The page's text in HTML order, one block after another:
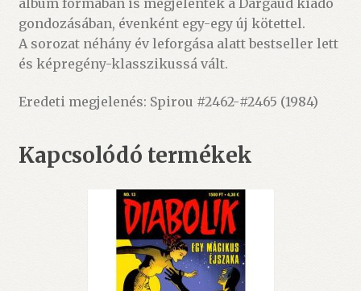
gondozásában, évenként egy-egy új kötettel.
A sorozat néhány év leforgása alatt bestseller lett
és képregény-klasszikussá vált.
Eredeti megjelenés: Spirou #2462-#2465 (1984)
Kapcsolódó termékek